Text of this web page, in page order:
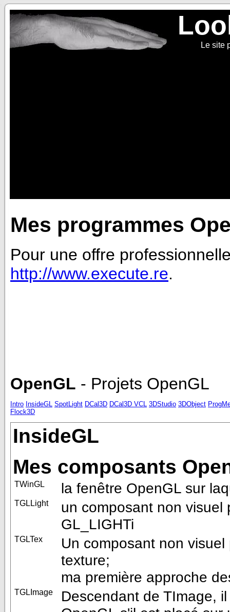
Le site
Mes programmes
Pour une offre
http://www.execute.re.
OpenGL - Projets OpenGL
Intro InsideGL SpotLight DCal3D DCal3D VCL 3DStudio 3DObject
Flock3D
InsideGL
Mes composants
TWinGL la fenêtre OpenGL sur
TGLLight
un composant non visuel
GL_LIGHTi
TGLTex
Un composant non
texture;
ma première approche
TGLImage
Descendant de TImage,